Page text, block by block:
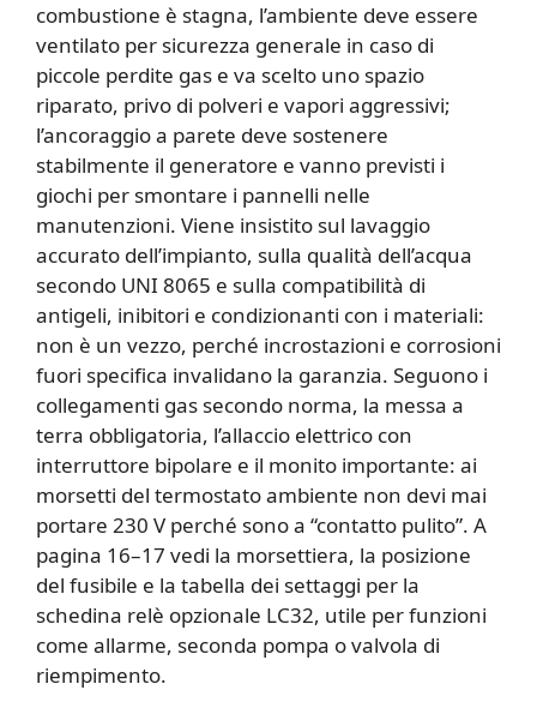
combustione è stagna, l’ambiente deve essere
ventilato per sicurezza generale in caso di
piccole perdite gas e va scelto uno spazio
riparato, privo di polveri e vapori aggressivi;
l’ancoraggio a parete deve sostenere
stabilmente il generatore e vanno previsti i
giochi per smontare i pannelli nelle
manutenzioni. Viene insistito sul lavaggio
accurato dell’impianto, sulla qualità dell’acqua
secondo UNI 8065 e sulla compatibilità di
antigeli, inibitori e condizionanti con i materiali:
non è un vezzo, perché incrostazioni e corrosioni
fuori specifica invalidano la garanzia. Seguono i
collegamenti gas secondo norma, la messa a
terra obbligatoria, l’allaccio elettrico con
interruttore bipolare e il monito importante: ai
morsetti del termostato ambiente non devi mai
portare 230 V perché sono a “contatto pulito”. A
pagina 16–17 vedi la morsettiera, la posizione
del fusibile e la tabella dei settaggi per la
schedina relè opzionale LC32, utile per funzioni
come allarme, seconda pompa o valvola di
riempimento.